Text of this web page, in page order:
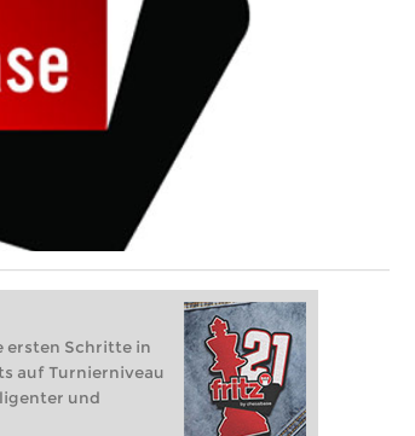
ersten Schritte in
auf Turnierniveau
und